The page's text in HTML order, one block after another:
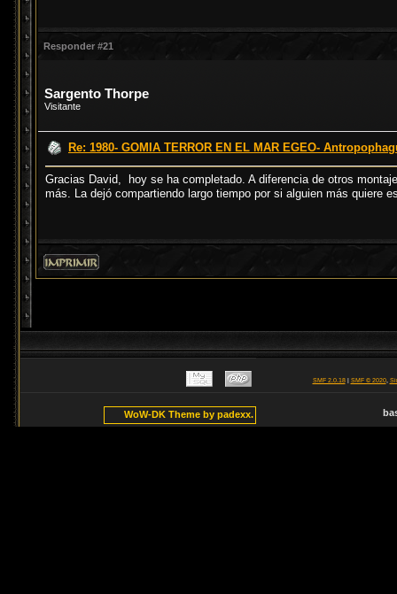
Responder #21
Sargento Thorpe
Visitante
Re: 1980- GOMIA TERROR EN EL MAR EGEO-
Gracias David, hoy se ha completado. A diferencia de otros
más. La dejó compartiendo largo tiempo por si alguien más quiere
SMF 2.0.18| SMF © 2020,
WoW-DK Theme by padexx.